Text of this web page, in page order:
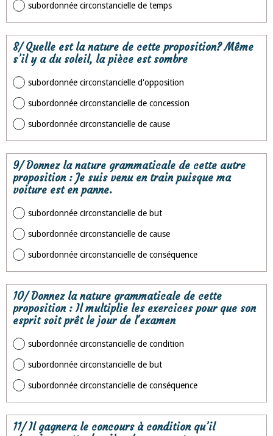
subordonnée circonstancielle de temps
8/ Quelle est la nature de cette proposition? Même
s’il y a du soleil, la pièce est sombre
subordonnée circonstancielle d'opposition
subordonnée circonstancielle de concession
subordonnée circonstancielle de cause
9/ Donnez la nature grammaticale de cette autre
proposition : Je suis venu en train puisque ma
voiture est en panne.
subordonnée circonstancielle de but
subordonnée circonstancielle de cause
subordonnée circonstancielle de conséquence
10/ Donnez la nature grammaticale de cette
proposition : Il multiplie les exercices pour que son
esprit soit prêt le jour de l'examen
subordonnée circonstancielle de condition
subordonnée circonstancielle de but
subordonnée circonstancielle de conséquence
11/ Il gagnera le concours à condition qu’il